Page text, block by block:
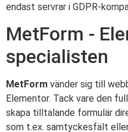
endast servrar i GDPR-
MetForm -
specialisten
MetForm vänder sig till
Elementor. Tack vare den
skapa tilltalande formulär
som t.ex. samtyckesfält